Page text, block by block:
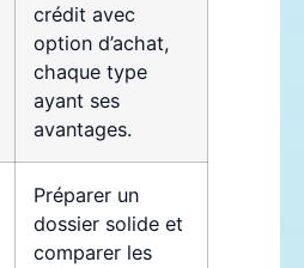
crédit avec
option d’achat,
chaque type
ayant ses
avantages.
Préparer un
dossier solide et
comparer les